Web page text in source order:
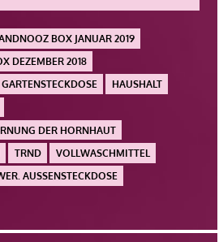
BOX JANUAR 2019
DEZEMBER 2018
GARTENSTECKDOSE
HAUSHALT
DER HORNHAUT
TRND
VOLLWASCHMITTEL
AUSSENSTECKDOSE